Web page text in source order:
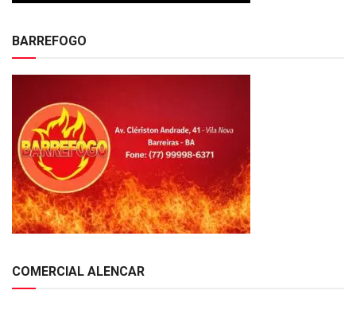
BARREFOGO
COMERCIAL ALENCAR